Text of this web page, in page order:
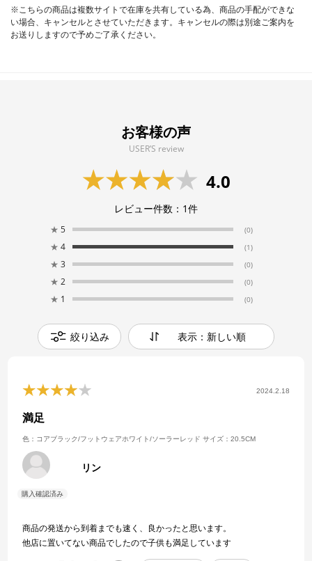
※こちらの商品は複数サイトで在庫を共有している為、商品の手配ができな
い場合、キャンセルとさせていただきます。キャンセルの際は別途ご案内を
お送りしますので予めご了承ください。
お客様の声
USER’S review
4.0
レビュー件数： 1件
★ 5 (0)
★ 4 (1)
★ 3 (0)
★ 2 (0)
★ 1 (0)
絞り込み 表示：新しい順
2024.2.18
満足
色：コアブラック/フットウェアホワイト/ソーラーレッド サイズ：20.5CM
リン
商品の発送から到着までも速く、良かったと思います。
他店に置いてない商品でしたので子供も満足しています